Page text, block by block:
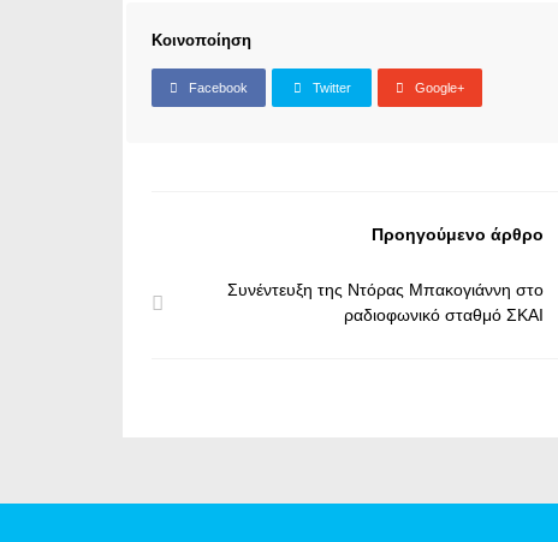
Κοινοποίηση
Facebook Twitter Google+
Προηγούμενο άρθρο
Συνέντευξη της Ντόρας Μπακογιάννη στο
ραδιοφωνικό σταθμό ΣΚΑΙ